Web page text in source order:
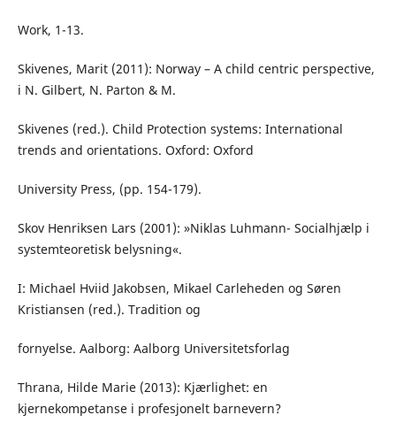
Work, 1-13.
Skivenes, Marit (2011): Norway – A child centric perspective,
i N. Gilbert, N. Parton & M.
Skivenes (red.). Child Protection systems: International
trends and orientations. Oxford: Oxford
University Press, (pp. 154-179).
Skov Henriksen Lars (2001): »Niklas Luhmann- Socialhjælp i
systemteoretisk belysning«.
I: Michael Hviid Jakobsen, Mikael Carleheden og Søren
Kristiansen (red.). Tradition og
fornyelse. Aalborg: Aalborg Universitetsforlag
Thrana, Hilde Marie (2013): Kjærlighet: en
kjernekompetanse i profesjonelt barnevern?